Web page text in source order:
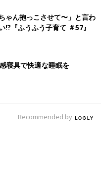
ゃん抱っこさせて〜」と言わ
⁉︎『ふうふう子育て ＃57』
寝具で快適な睡眠を
Recommended by